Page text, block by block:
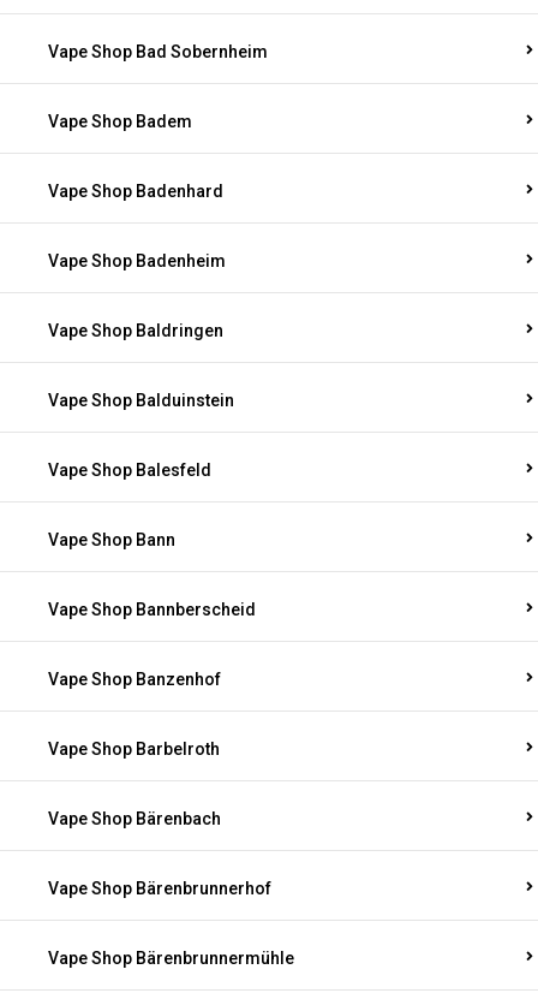
Vape Shop Bad Sobernheim
Vape Shop Badem
Vape Shop Badenhard
Vape Shop Badenheim
Vape Shop Baldringen
Vape Shop Balduinstein
Vape Shop Balesfeld
Vape Shop Bann
Vape Shop Bannberscheid
Vape Shop Banzenhof
Vape Shop Barbelroth
Vape Shop Bärenbach
Vape Shop Bärenbrunnerhof
Vape Shop Bärenbrunnermühle